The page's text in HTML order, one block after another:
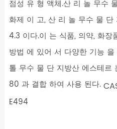
점성 유 형 액체.산 리 놀 무수
화제 이 고, 산 리 놀 무수 물
4.3 이다.이 는 식품, 의약, 화장
방법 에 있어 서 다양한 기능
톨 무수 물 단 지방산 에스테르
80 과 결합 하여 사용 된다.
E494